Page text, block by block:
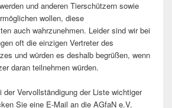
und anderen Tierschützern sowie
wollen, diese
auch wahrzunehmen. Leider sind wir bei
oft die einzigen Vertreter des
und würden es deshalb begrüßen, wenn
daran teilnehmen würden.
Vervollständigung der Liste wichtiger
Sie eine E-Mail an die AGfaN e.V.